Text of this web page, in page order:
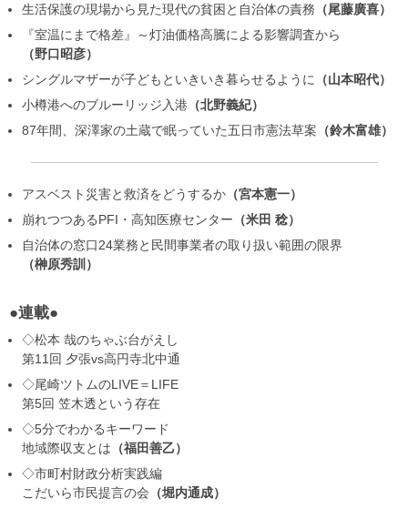
生活保護の現場から見た現代の貧困と自治体の責務
尾藤廣喜
『室温にまで格差』～灯油価格高騰による影響調査から
野口昭彦
シングルマザーが子どもといきいき暮らせるように
山本昭代
小樽港へのブルーリッジ入港
北野義紀
87年間、深澤家の土蔵で眠っていた五日市憲法草案
鈴木富雄
アスベスト災害と救済をどうするか
宮本憲一
崩れつつあるPFI・高知医療センター
米田 稔
自治体の窓口24業務と民間事業者の取り扱い範囲の限界
榊原秀訓
●連載●
◇松本 哉のちゃぶ台がえし
第11回 夕張vs高円寺北中通
◇尾崎ツトムのLIVE＝LIFE
第5回 笠木透という存在
◇5分でわかるキーワード
地域際収支とは
福田善乙
◇市町村財政分析実践編
こだいら市民提言の会
堀内通成